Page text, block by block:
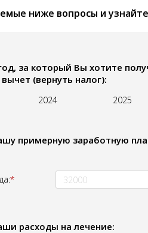
ниже вопросы и
за который Вы хотите
(вернуть налог):
2024 2025
примерную заработную
расходы на лечение: